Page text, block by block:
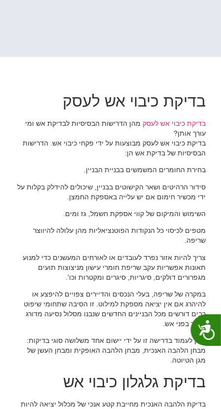
נגישות
בדיקת כיבוי אש לעסק
בדיקת כיבוי אש לעסק מהן הדרישות הבסיסיות לבדיקת אש ומי
עורך אותן?
בדיקת כיבוי אש לעסק מבוצעות על ידי פקחי כיבוי אש. הדרישות
הבסיסיות של בדיקת אש הן:
בחירת החומרים המשמשים בבניית הבניין.
סידור הרהיטים ושאר הקישוטים בבניין, שיכולים להידלק בקלות על
ידי מכשיר חימום אם יש עלייה באספקת החמצן.
השימוש והמיקום של קווי אספקת חשמל, גז ומים.
מטפים לכיסוי כל הנקודות הפוטנציאליות מהן עלולה להיווצר
שריפה.
צריך להיות אזור נפרד לעובדים או לאורחים המעשנים כדי למנוע
תאונות אפשריות עקב שריפת חומרי עישון מניצוצות תועים
מגפרורים דולקים, סיגריות, סיגרים ומקטרות וכו'.
במקרה של שריפה, בעלי הנכסים והדיירים צפויים להיפצע או
להיהרג אם אין יציאה מספקת למילוט. זו הסיבה שתחומי שיפוט
רבים דורשים מכל הבניינים החדשים שנבנו מסלול נסיעה מדורג
עמיד בפני אש.
ניתן לעמוד בדרישה זו על ידי יישום אחד משלושה סוגי בדיקות:
מבחן הלהבה האנכית, מבחן הלהבה האופקית ומבחן העשן של
מגן הטיוטה.
בדיקת גלגלון כיבוי אש
בדיקת הלהבה האנכית מחייבת קטע אנכי של מכלול יציאה להיות